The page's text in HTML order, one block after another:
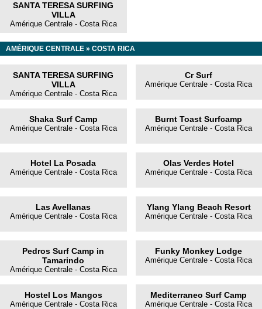
SANTA TERESA SURFING
VILLA
Amérique Centrale - Costa Rica
AMÉRIQUE CENTRALE » COSTA RICA
SANTA TERESA SURFING
VILLA
Amérique Centrale - Costa Rica
Cr Surf
Amérique Centrale - Costa Rica
Shaka Surf Camp
Amérique Centrale - Costa Rica
Burnt Toast Surfcamp
Amérique Centrale - Costa Rica
Hotel La Posada
Amérique Centrale - Costa Rica
Olas Verdes Hotel
Amérique Centrale - Costa Rica
Las Avellanas
Amérique Centrale - Costa Rica
Ylang Ylang Beach Resort
Amérique Centrale - Costa Rica
Pedros Surf Camp in
Tamarindo
Amérique Centrale - Costa Rica
Funky Monkey Lodge
Amérique Centrale - Costa Rica
Hostel Los Mangos
Amérique Centrale - Costa Rica
Mediterraneo Surf Camp
Amérique Centrale - Costa Rica